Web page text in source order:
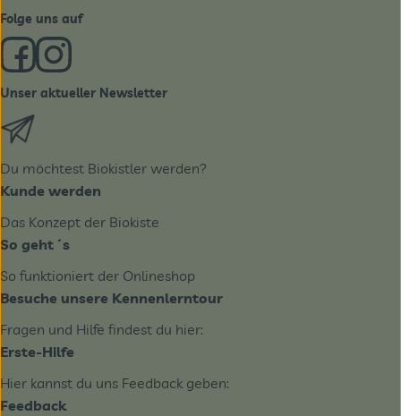
Folge uns auf
Externer Link zu https://www.facebook.com/derBiobote/
Externer Link zu https://www.instagram.com/
Unser aktueller Newsletter
Du möchtest Biokistler werden?
Kunde werden
Das Konzept der Biokiste
So geht´s
So funktioniert der Onlineshop
Besuche unsere Kennenlerntour
Fragen und Hilfe findest du hier:
Erste-Hilfe
Hier kannst du uns Feedback geben:
Feedback